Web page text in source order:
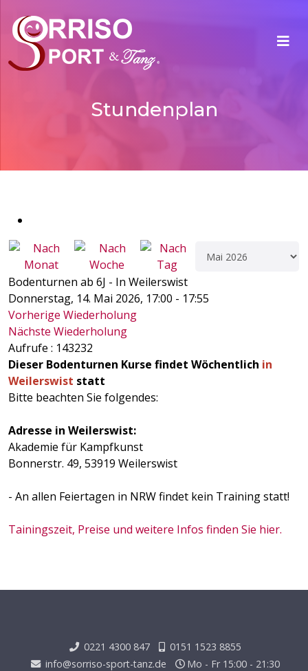
Stundenplan
Bodenturnen ab 6J - In Weilerswist
Donnerstag, 14. Mai 2026, 17:00 - 17:55
Vorherige Wiederholung
Nächste Wiederholung
Aufrufe : 143232
Dieser Bodenturnen Kurse findet Wöchentlich in
Weilerswist statt
Bitte beachten Sie folgendes:
Adresse in Weilerswist:
Akademie für Kampfkunst
Bonnerstr. 49, 53919 Weilerswist
- An allen Feiertagen in NRW findet kein Training statt!
Tainingszeit, Preise und weitere Infos finden Sie hier.
0221 4300 847
0151 1523 8855
info@sorriso-sport-tanz.de
Mo - Fr 15:00 - 21:30